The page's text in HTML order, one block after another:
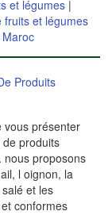
et légumes |
fruits et légumes
Produits
vous présenter
produits
nous proposons
l oignon, la
et les
conformes